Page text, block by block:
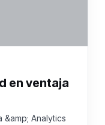
en ventaja
&amp; Analytics